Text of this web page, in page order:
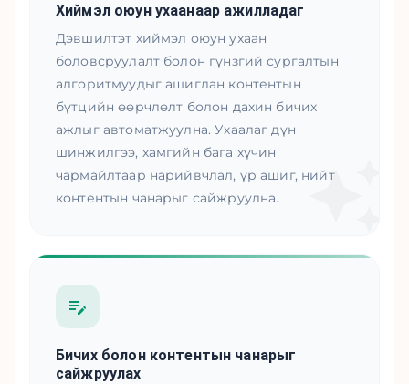
Хиймэл оюун ухаанаар ажилладаг
Дэвшилтэт хиймэл оюун ухаан
боловсруулалт болон гүнзгий сургалтын
алгоритмуудыг ашиглан контентын
бүтцийн өөрчлөлт болон дахин бичих
ажлыг автоматжуулна. Ухаалаг дүн
шинжилгээ, хамгийн бага хүчин
чармайлтаар нарийвчлал, үр ашиг, нийт
контентын чанарыг сайжруулна.
Бичих болон контентын чанарыг
сайжруулах